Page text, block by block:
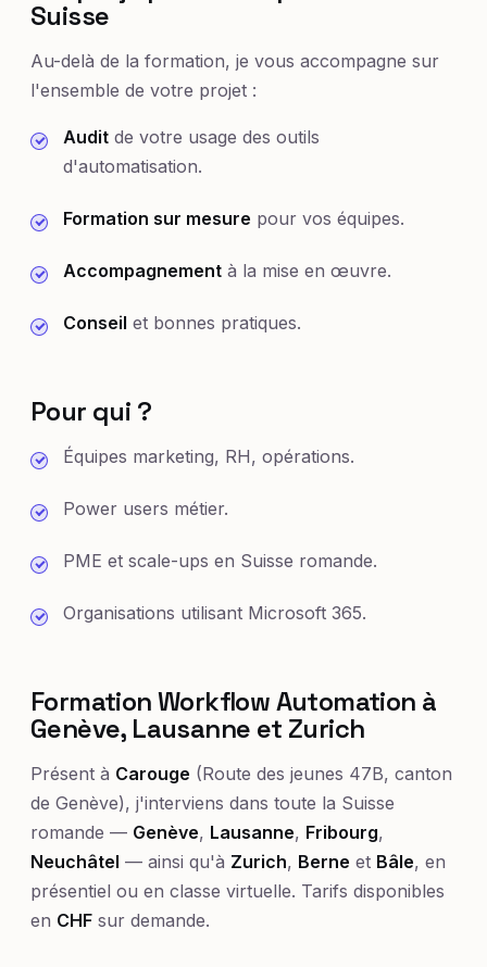
Suisse
Au-delà de la formation, je vous accompagne sur
l'ensemble de votre projet :
Audit de votre usage des outils
d'automatisation.
Formation sur mesure pour vos équipes.
Accompagnement à la mise en œuvre.
Conseil et bonnes pratiques.
Pour qui ?
Équipes marketing, RH, opérations.
Power users métier.
PME et scale-ups en Suisse romande.
Organisations utilisant Microsoft 365.
Formation Workflow Automation à
Genève, Lausanne et Zurich
Présent à Carouge (Route des jeunes 47B, canton
de Genève), j'interviens dans toute la Suisse
romande — Genève, Lausanne, Fribourg,
Neuchâtel — ainsi qu'à Zurich, Berne et Bâle, en
présentiel ou en classe virtuelle. Tarifs disponibles
en CHF sur demande.